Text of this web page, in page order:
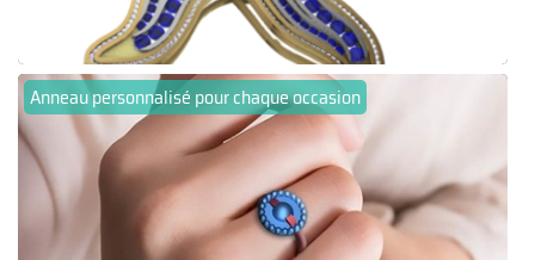
Anneau personnalisé pour chaque occasion